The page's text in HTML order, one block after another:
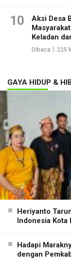
10
Aksi Desa
Keladan
Dibaca 1.225
GAYA HIDUP &
Heriyanto
Indonesia Kota
Hadapi
dengan